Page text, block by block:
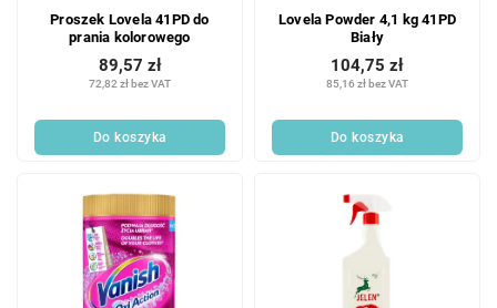
Proszek Lovela 41PD do
prania kolorowego
72,82 zł bez VAT
89,57 zł
Do koszyka
Lovela Powder 4,1 kg 41PD
Biały
85,16 zł bez VAT
104,75 zł
Do koszyka